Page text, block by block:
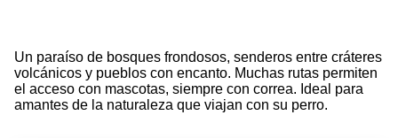
Un paraíso de bosques frondosos, senderos entre cráteres
volcánicos y pueblos con encanto. Muchas rutas permiten
el acceso con mascotas, siempre con correa. Ideal para
amantes de la naturaleza que viajan con su perro.